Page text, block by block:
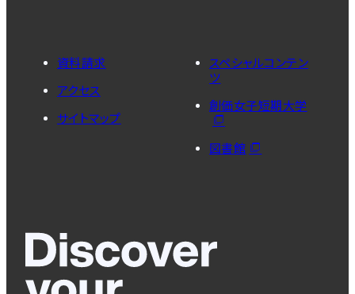
資料請求
アクセス
サイトマップ
スペシャルコンテン
ツ
創価女子短期大学
図書館